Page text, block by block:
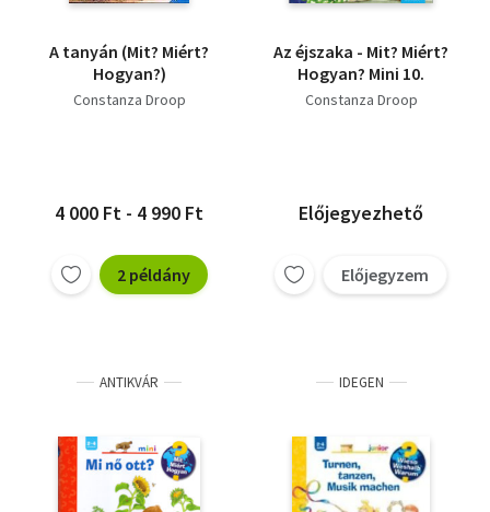
A tanyán (Mit? Miért?
Hogyan?)
Constanza Droop
4 000 Ft - 4 990 Ft
2 példány
Az éjszaka - Mit? Miért?
Hogyan? Mini 10.
Constanza Droop
Előjegyezhető
Előjegyzem
ANTIKVÁR IDEGEN